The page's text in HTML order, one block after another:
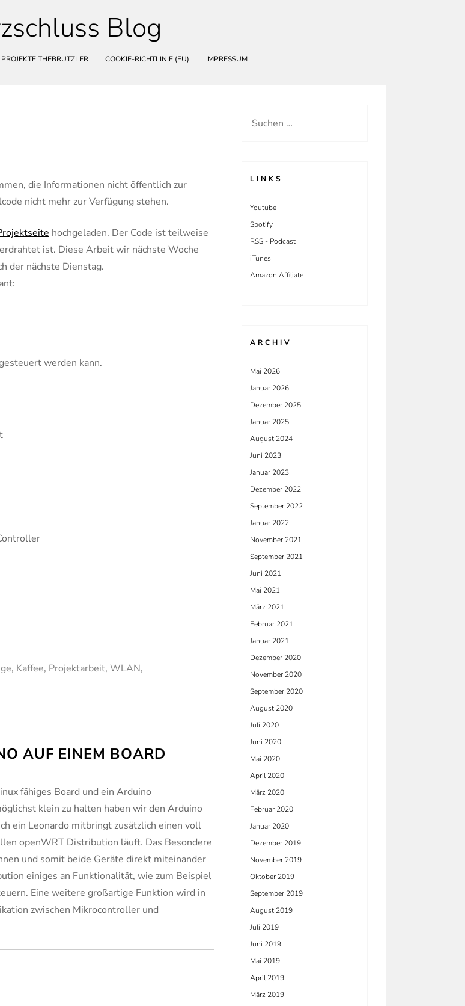
Skip
to
content
Blog
PROJEKTE THEBRUTZLER COOKIE-RICHTLINIE (EU) IMPRESSUM
die Informationen nicht öffentlich zur
nicht mehr zur Verfügung stehen.
hochgeladen. Der Code ist teilweise
ist. Diese Arbeit wir nächste Woche
der nächste Dienstag.
werden kann.
, Kaffee, Projektarbeit, WLAN,
AUF EINEM BOARD
fähiges Board und ein Arduino
klein zu halten haben wir den Arduino
ein Leonardo mitbringt zusätzlich einen voll
openWRT Distribution läuft. Das Besondere
und somit beide Geräte direkt miteinander
einiges an Funktionalität, wie zum Beispiel
Eine weitere großartige Funktion wird in
zwischen Mikrocontroller und
Suchen
LINKS
Youtube
Spotify
RSS - Podcast
iTunes
Amazon Affiliate
ARCHIV
Mai 2026
Januar 2026
Dezember 2025
Januar 2025
August 2024
Juni 2023
Januar 2023
Dezember 2022
September 2022
Januar 2022
November 2021
September 2021
Juni 2021
Mai 2021
März 2021
Februar 2021
Januar 2021
Dezember 2020
November 2020
September 2020
August 2020
Juli 2020
Juni 2020
Mai 2020
April 2020
März 2020
Februar 2020
Januar 2020
Dezember 2019
November 2019
Oktober 2019
September 2019
August 2019
Juli 2019
Juni 2019
Mai 2019
April 2019
März 2019